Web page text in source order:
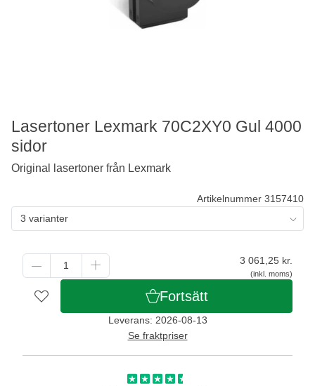
Artikelnummer 3157410
3 varianter
3 061,25 kr.
(inkl. moms)
Fortsätt
Leverans: 2026-08-13
Se fraktpriser
Lasertoner Lexmark 70C2XY0 Gul 4000
sidor
Original lasertoner från Lexmark